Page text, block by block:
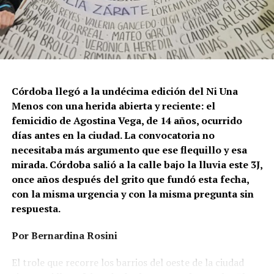
Ganar la vida: La historia de (no)
Córdoba llegó a la undécima edición del Ni Una
Menos con una herida abierta y reciente: el
femicidio de Agostina Vega, de 14 años, ocurrido
días antes en la ciudad. La convocatoria no
necesitaba más argumento que ese flequillo y esa
mirada. Córdoba salió a la calle bajo la lluvia este 3J,
once años después del grito que fundó esta fecha,
con la misma urgencia y con la misma pregunta sin
respuesta.
Por Bernardina Rosini
El trole que recorre los barrios del oeste de la ciudad